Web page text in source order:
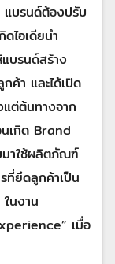
แบรนด์ต้องปรับ
ไอเดียนำ
บรนด์สร้าง
ค้า และได้เปิด
ต่ต้นทางจาก
เกิด Brand
าใช้ผลิตภัณฑ์
ที่ยึดลูกค้าเป็น
นงาน
เมื่อ